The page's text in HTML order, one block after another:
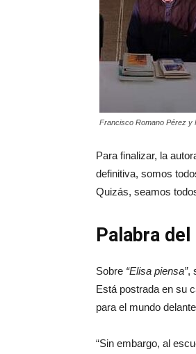
Francisco Romano Pérez y
Para finalizar, la
definitiva, somos
Quizás, seamos
Palabra
Sobre “Elisa piensa”,
Está postrada en su
para el mundo
“Sin embargo, al